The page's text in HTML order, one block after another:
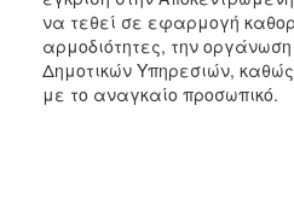
να τεθεί σε εφαρμογή
αρμοδιότητες, την οργάνωση
Δημοτικών Υπηρεσιών,
με το αναγκαίο προσωπικό.